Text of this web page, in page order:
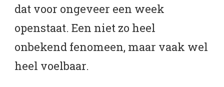
dat voor ongeveer een week
openstaat. Een niet zo heel
onbekend fenomeen, maar vaak wel
heel voelbaar.